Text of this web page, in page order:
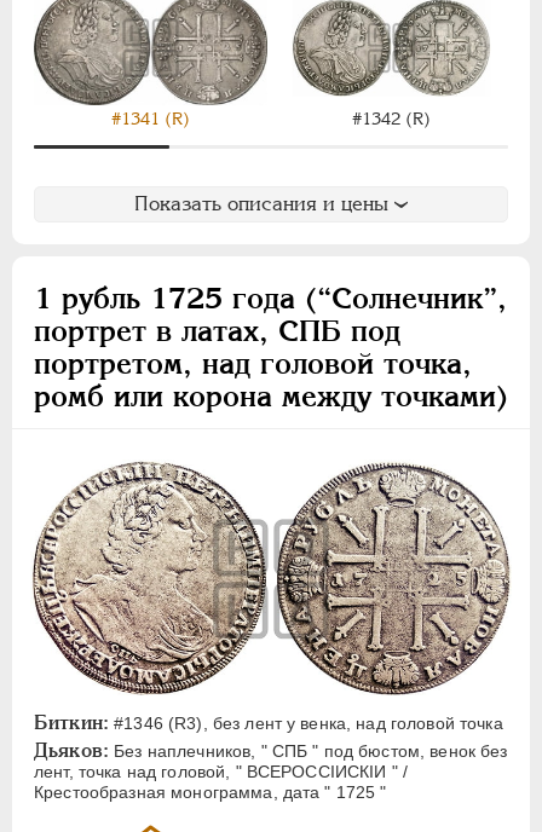
#1341 (R) #1342 (R)
Показать описания и цены
1 рубль 1725 года (“Солнечник”,
портрет в латах, СПБ под
портретом, над головой точка,
ромб или корона между точками)
Биткин: #1346 (R3), без лент у венка, над головой точка
Дьяков: Без наплечников, " СПБ " под бюстом, венок без
лент, точка над головой, " ВСЕРОССIИСКIИ " /
Крестообразная монограмма, дата " 1725 "